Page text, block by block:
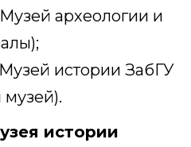
археологии и
истории ЗабГУ
музей).
истории